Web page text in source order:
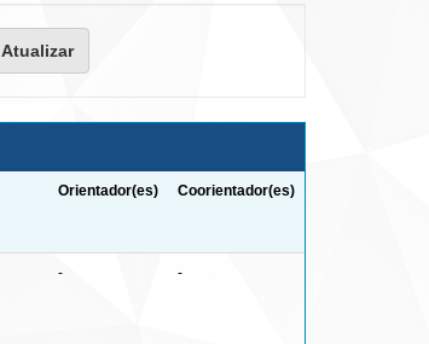
Orientador(es) Coorientador(es)
- -